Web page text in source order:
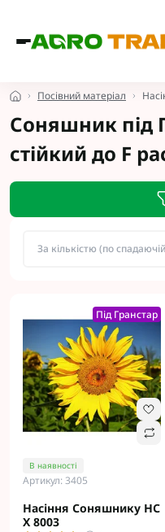
Посівний матеріал
Соняшник під
стійкий до F
Під Гранстар
В наявності
Артикул: 3405
Насіння Соняшнику НС
Х 8003